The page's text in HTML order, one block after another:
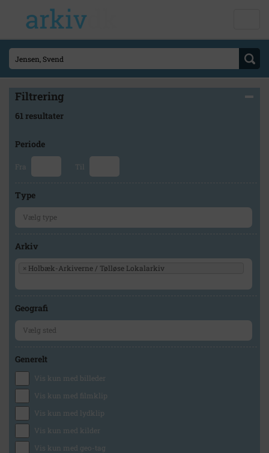
Filtrering
61 resultater
Periode
Fra Til
Type
Arkiv
× Holbæk-Arkiverne / Tølløse Lokalarkiv
Geografi
Generelt
Vis kun med billeder
Vis kun med filmklip
Vis kun med lydklip
Vis kun med kilder
Vis kun med geo-tag